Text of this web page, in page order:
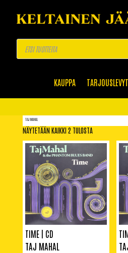
Products
search
KAUPPA TARJOUSLEVYT
TAJ MAHAL
NÄYTETÄÄN KAIKKI 2 TULOSTA
TIME | CD
TAJ MAHAL